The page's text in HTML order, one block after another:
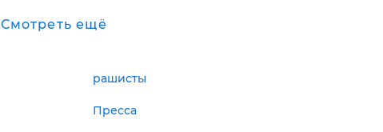
Смотреть ещё
рашисты
Пресса